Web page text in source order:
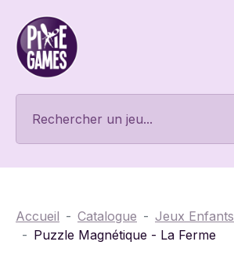
Accueil Catalogue
Jeux Enfants
Puzzle Magnétique - La Ferme